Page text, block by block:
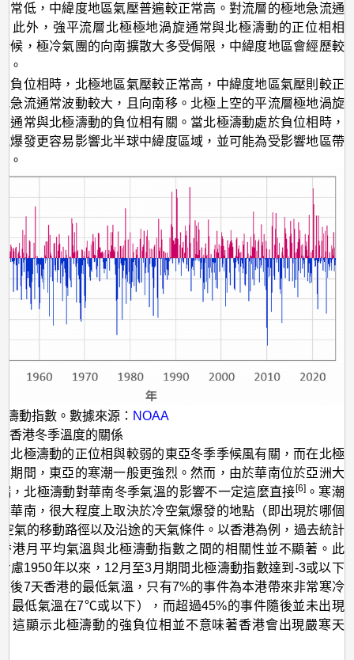
常低，中緯度地區氣壓普遍較正常高。對流層的極地急流通
此外，強平流層北極極地渦旋通常與北極濤動的正位相相
候，極冷氣團的向南擴散大多受侷限，中緯度地區會經歷較
。
負位相時，北極地區氣壓較正常高，中緯度地區氣壓則較正
急流通常波動較大，且向南移。北極上空的平流層極地渦旋
通常與北極濤動的負位相有關。當北極濤動處於負位相時，
爆發更容易影響北半球中緯度區域，並可能為受影響地區帶
。
動指數。數據來源： NOAA
香港冬季溫度的關係
北極濤動的正位相與較弱的東亞冬季季候風有關，而在北極
期間，東亞的寒潮一般更強烈。然而，由於華南位於亞洲大
，北極濤動對華南冬季氣溫的影響不一定這麼直接[6]。寒潮
華南，很大程度上取決於冷空氣爆發的地點（即出現於哪個
氣的移動路徑以及沿途的天氣條件。以香港為例，過去統計
港月平均氣溫與北極濤動指數之間的相關性並不顯著。此
慮1950年以來，12月至3月期間北極濤動指數達到-3或以下
後7天香港的最低氣溫，只有7%的事件為本港帶來非常寒冷
最低氣溫在7℃或以下），而超過45%的事件隨後並未出現
這顯示北極濤動的強負位相並不意味著香港會出現嚴寒天